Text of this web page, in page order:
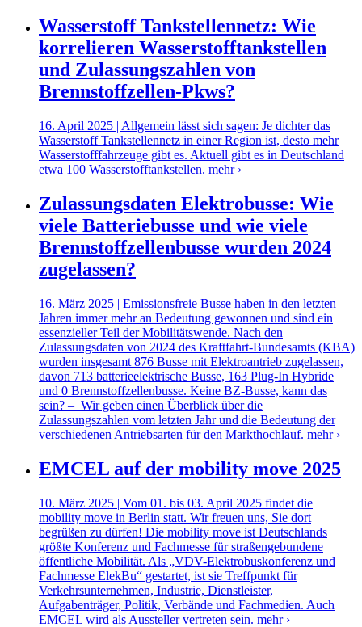
Wasserstoff Tankstellennetz: Wie
korrelieren Wasserstofftankstellen
und Zulassungszahlen von
Brennstoffzellen-Pkws?
16. April 2025 | Allgemein lässt sich sagen: Je dichter das
Wasserstoff Tankstellennetz in einer Region ist, desto mehr
Wasserstofffahrzeuge gibt es. Aktuell gibt es in Deutschland
etwa 100 Wasserstofftankstellen. mehr ›
Zulassungsdaten Elektrobusse: Wie
viele Batteriebusse und wie viele
Brennstoffzellenbusse wurden 2024
zugelassen?
16. März 2025 | Emissionsfreie Busse haben in den letzten
Jahren immer mehr an Bedeutung gewonnen und sind ein
essenzieller Teil der Mobilitätswende. Nach den
Zulassungsdaten von 2024 des Kraftfahrt-Bundesamts (KBA)
wurden insgesamt 876 Busse mit Elektroantrieb zugelassen,
davon 713 batterieelektrische Busse, 163 Plug-In Hybride
und 0 Brennstoffzellenbusse. Keine BZ-Busse, kann das
sein? – Wir geben einen Überblick über die
Zulassungszahlen vom letzten Jahr und die Bedeutung der
verschiedenen Antriebsarten für den Markthochlauf. mehr ›
EMCEL auf der mobility move 2025
10. März 2025 | Vom 01. bis 03. April 2025 findet die
mobility move in Berlin statt. Wir freuen uns, Sie dort
begrüßen zu dürfen! Die mobility move ist Deutschlands
größte Konferenz und Fachmesse für straßengebundene
öffentliche Mobilität. Als „VDV-Elektrobuskonferenz und
Fachmesse ElekBu“ gestartet, ist sie Treffpunkt für
Verkehrsunternehmen, Industrie, Dienstleister,
Aufgabenträger, Politik, Verbände und Fachmedien. Auch
EMCEL wird als Aussteller vertreten sein. mehr ›